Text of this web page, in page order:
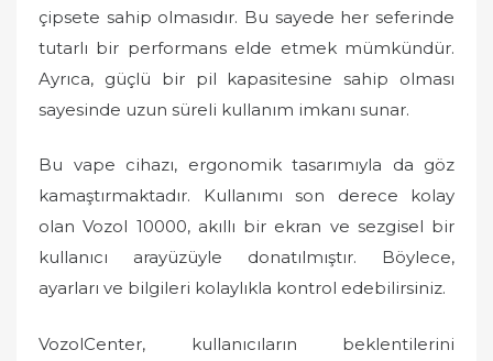
çipsete sahip olmasıdır. Bu sayede her seferinde
tutarlı bir performans elde etmek mümkündür.
Ayrıca, güçlü bir pil kapasitesine sahip olması
sayesinde uzun süreli kullanım imkanı sunar.
Bu vape cihazı, ergonomik tasarımıyla da göz
kamaştırmaktadır. Kullanımı son derece kolay
olan Vozol 10000, akıllı bir ekran ve sezgisel bir
kullanıcı arayüzüyle donatılmıştır. Böylece,
ayarları ve bilgileri kolaylıkla kontrol edebilirsiniz.
VozolCenter, kullanıcıların beklentilerini